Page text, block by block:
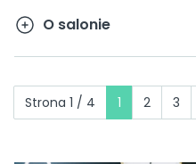
O salonie
Strona 1 / 4 1 2 3